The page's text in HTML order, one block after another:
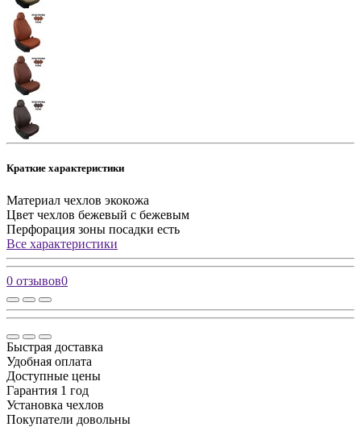
Краткие характеристики
Материал чехлов экокожа
Цвет чехлов бежевый с бежевым
Перфорация зоны посадки есть
Все характеристики
0 отзывов0
Быстрая доставка
Удобная оплата
Доступные цены
Гарантия 1 год
Установка чехлов
Покупатели довольны